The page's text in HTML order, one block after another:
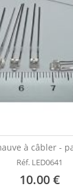
à câbler -
Réf. LED0641
10.00 €